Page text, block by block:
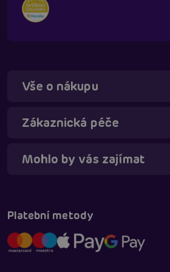
Vše o nákupu
Zákaznická péče
Mohlo by vás zajímat
Platební metody
Táňa - virtuální asistentka